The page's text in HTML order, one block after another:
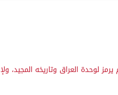
لوحدة العراق وتاريخه المجيد،